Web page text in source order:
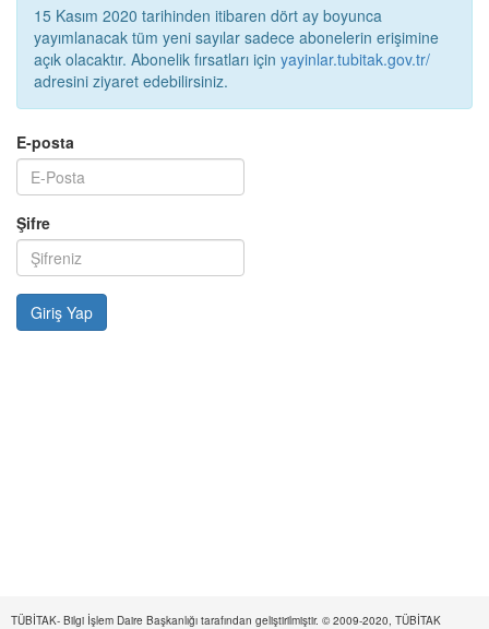
15 Kasım 2020 tarihinden itibaren dört ay boyunca
yayımlanacak tüm yeni sayılar sadece abonelerin erişimine
açık olacaktır. Abonelik fırsatları için yayinlar.tubitak.gov.tr/
adresini ziyaret edebilirsiniz.
E-posta
Şifre
TÜBİTAK- Bilgi İşlem Daire Başkanlığı tarafından geliştirilmiştir. © 2009-2020, TÜBİTAK